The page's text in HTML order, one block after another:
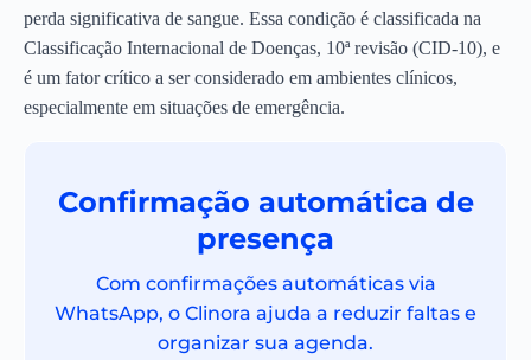
perda significativa de sangue. Essa condição é classificada na
Classificação Internacional de Doenças, 10ª revisão (CID-10), e
é um fator crítico a ser considerado em ambientes clínicos,
especialmente em situações de emergência.
Confirmação automática de
presença
Com confirmações automáticas via
WhatsApp, o Clinora ajuda a reduzir faltas e
organizar sua agenda.